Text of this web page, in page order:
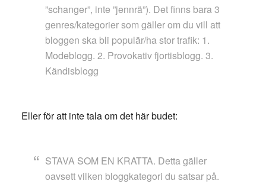
”schanger”, inte ”jennrä”). Det finns bara 3
genres/kategorier som gäller om du vill att
bloggen ska bli populär/ha stor trafik: 1.
Modeblogg. 2. Provokativ fjortisblogg. 3.
Kändisblogg
Eller för att inte tala om det här budet:
STAVA SOM EN KRATTA. Detta gäller
oavsett vilken bloggkategori du satsar på.